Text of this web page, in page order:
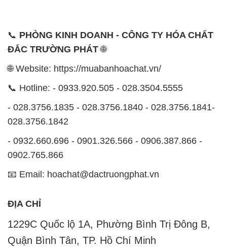
- 028.3756.1835 - 028.3756.1840 - 028.3756.1841-
0902.765.866
📧 Email: hoachat@dactruongphat.vn
ĐỊA CHỈ
1229C Quốc lộ 1A, Phường Bình Trị Đông B,
Quận Bình Tân, TP. Hồ Chí Minh
CÔNG TY XNK TM SX HÓA CHẤT ĐẮC TRƯỜNG
PHÁT